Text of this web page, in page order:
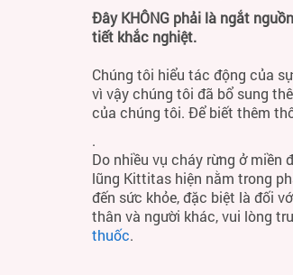
Đây KHÔNG phải là ngắt
tiết khắc nghiệt.
Chúng tôi hiểu tác động của
vì vậy chúng tôi đã bổ sung
của chúng tôi. Để biết thêm
.
Do nhiều vụ cháy rừng ở miền
lũng Kittitas hiện nằm trong
đến sức khỏe, đặc biệt là đối
thân và người khác, vui lòng
thuốc.